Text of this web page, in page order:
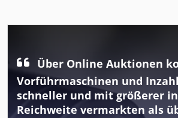
Über Online Auktionen
Vorführmaschinen und
schneller und mit größerer
Reichweite vermarkten als